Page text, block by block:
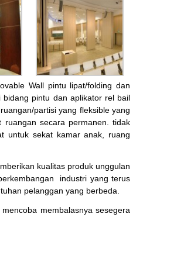
Wall pintu lipat/folding dan
pintu dan aplikator rel bail
partisi yang fleksible yang
secara permanen. tidak
untuk sekat kamar anak, ruang
kualitas produk unggulan
industri yang terus
pelanggan yang berbeda.
membalasnya sesegera